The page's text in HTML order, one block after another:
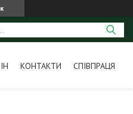
КОНТАКТИ СПІВПРАЦЯ